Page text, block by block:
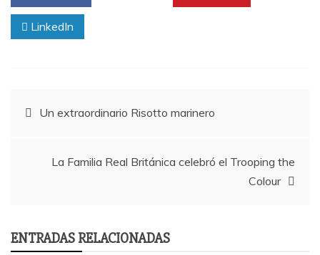
b
o
LinkedIn
Navegación
Un extraordinario Risotto marinero
La Familia Real Británica celebró el Trooping the
Colour
ENTRADAS RELACIONADAS